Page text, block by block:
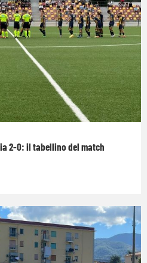
2-0: il tabellino del match